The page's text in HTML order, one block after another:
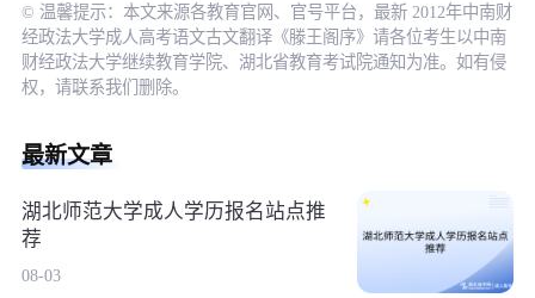
© 温馨提示：本文来源各教育官网、官号平台，最新 2012年中南财
经政法大学成人高考语文古文翻译《滕王阁序》请各位考生以中南
财经政法大学继续教育学院、湖北省教育考试院通知为准。如有侵
权，请联系我们删除。
最新文章
湖北师范大学成人学历报名站点推
荐
08-03